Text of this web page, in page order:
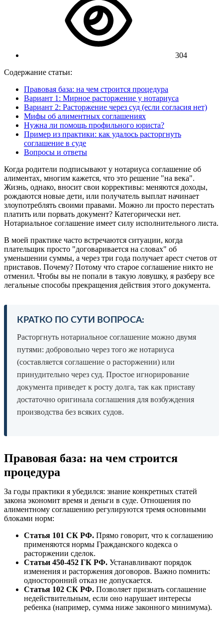
304
Содержание статьи:
Правовая база: на чем строится процедура
Вариант 1: Мирное расторжение у нотариуса
Вариант 2: Расторжение через суд (если согласия нет)
Мифы об алиментных соглашениях
Нужна ли помощь профильного юриста?
Пример из практики: как удалось расторгнуть
соглашение в суде
Вопросы и ответы
Когда родители подписывают у нотариуса соглашение об
алиментах, многим кажется, что это решение "на века".
Жизнь, однако, вносит свои коррективы: меняются доходы,
рождаются новые дети, или получатель выплат начинает
злоупотреблять своими правами. Можно ли просто перестать
платить или порвать документ? Категорически нет.
Нотариальное соглашение имеет силу исполнительного листа.
В моей практике часто встречаются ситуации, когда
плательщик просто "договаривается на словах" об
уменьшении суммы, а через три года получает арест счетов от
приставов. Почему? Потому что старое соглашение никто не
отменил. Чтобы вы не попали в такую ловушку, я разберу все
легальные способы прекращения действия этого документа.
КРАТКО ПО СУТИ ВОПРОСА:
Расторгнуть нотариальное соглашение можно двумя
путями: добровольно через того же нотариуса
(составляется соглашение о расторжении) или
принудительно через суд. Простое игнорирование
документа приведет к росту долга, так как приставу
достаточно оригинала соглашения для возбуждения
производства без всяких судов.
Правовая база: на чем строится
процедура
За годы практики я убедился: знание конкретных статей
закона экономит время и деньги в суде. Отношения по
алиментному соглашению регулируются тремя основными
блоками норм:
Статья 101 СК РФ. Прямо говорит, что к соглашению
применяются нормы Гражданского кодекса о
расторжении сделок.
Статьи 450-452 ГК РФ. Устанавливают порядок
изменения и расторжения договоров. Важно помнить:
односторонний отказ не допускается.
Статья 102 СК РФ. Позволяет признать соглашение
недействительным, если оно нарушает интересы
ребенка (например, сумма ниже законного минимума).